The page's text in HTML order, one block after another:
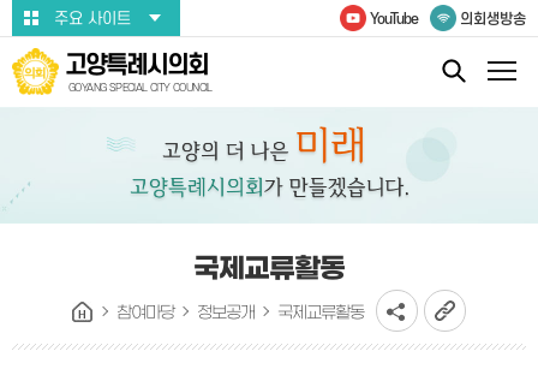
본문바로가기주요 사이트 YouTube 의회생방송
고양특례시의회
GOYANG SPECIAL CITY COUNCIL
국제교류활동
참여마당 정보공개 국제교류활동